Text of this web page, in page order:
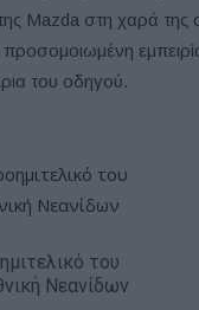
Mazda στη χαρά της
προσομοιωμένη
του οδηγού.
του
Νεανίδων